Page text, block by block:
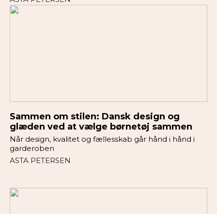
Sammen om stilen: Dansk design og
glæden ved at vælge børnetøj sammen
Når design, kvalitet og fællesskab går hånd i hånd i
garderoben
ASTA PETERSEN